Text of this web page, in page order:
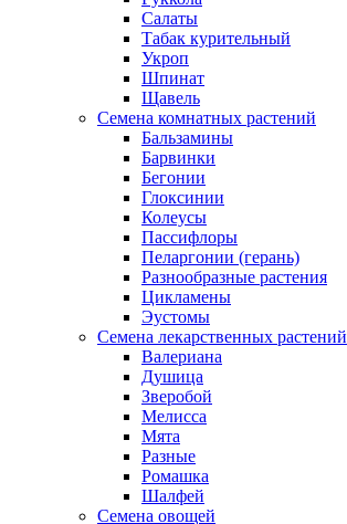
Салаты
Табак курительный
Укроп
Шпинат
Щавель
Семена комнатных растений
Бальзамины
Барвинки
Бегонии
Глоксинии
Колеусы
Пассифлоры
Пеларгонии (герань)
Разнообразные растения
Цикламены
Эустомы
Семена лекарственных растений
Валериана
Душица
Зверобой
Мелисса
Мята
Разные
Ромашка
Шалфей
Семена овощей